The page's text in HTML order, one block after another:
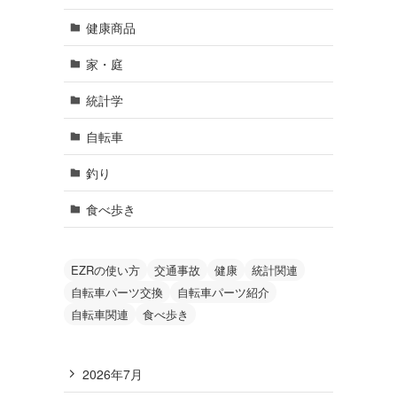
健康商品
家・庭
統計学
自転車
釣り
食べ歩き
EZRの使い方 交通事故 健康
統計関連
自転車パーツ交換
自転車パーツ紹介
自転車関連
食べ歩き
2026年7月